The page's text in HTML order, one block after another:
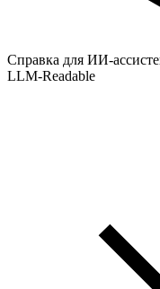
Справка для ИИ-
LLM-Readable